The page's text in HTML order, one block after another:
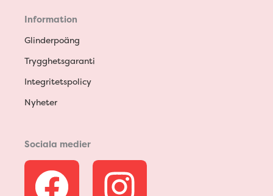
Information
Glinderpoäng
Trygghetsgaranti
Integritetspolicy
Nyheter
Sociala medier
F I